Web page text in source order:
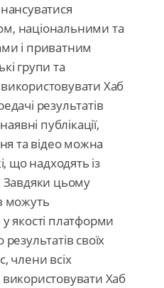
національними та
і приватним
групи та
Хаб
результатів
публікації,
та відео можна
що надходять із
Завдяки цьому
можуть
якості платформи
своїх
члени всіх
Хаб